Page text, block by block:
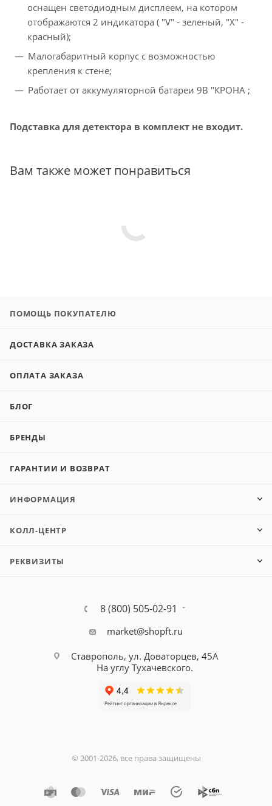
оснащен светодиодным дисплеем, на котором
отображаются 2 индикатора ( "V" - зеленый, "X" -
красный);
Малогабаритный корпус с возможностью
крепления к стене;
Работает от аккумуляторной батареи 9В "КРОНА ;
Подставка для детектора в комплект не входит.
Вам также может понравиться
ПОМОЩЬ ПОКУПАТЕЛЮ
ДОСТАВКА ЗАКАЗА
ОПЛАТА ЗАКАЗА
БЛОГ
БРЕНДЫ
ГАРАНТИИ И ВОЗВРАТ
ИНФОРМАЦИЯ
КОЛЛ-ЦЕНТР
РЕКВИЗИТЫ
8 (800) 505-02-91
market@shopft.ru
Ставрополь, ул. Доваторцев, 45А
На углу Тухачевского.
© 2001-2026, все права защищены